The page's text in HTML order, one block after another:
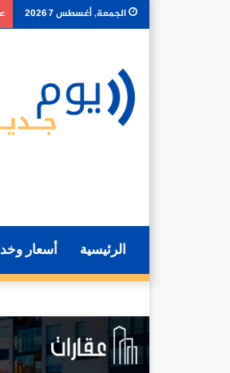
الجمعة, أغسطس 7 2026
الرئيسية أسعار